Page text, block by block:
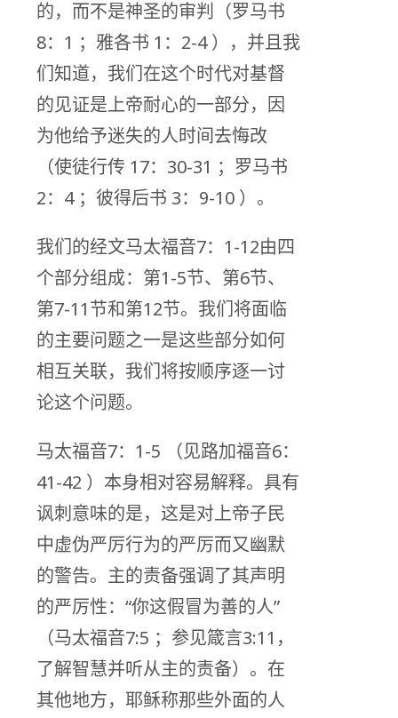
的，而不是神圣的审判（罗马书
8：1 ；雅各书 1：2-4 ），并且我
们知道，我们在这个时代对基督
的见证是上帝耐心的一部分，因
为他给予迷失的人时间去悔改
（使徒行传 17：30-31 ；罗马书
2：4 ；彼得后书 3：9-10 ）。
我们的经文马太福音7：1-12由四
个部分组成：第1-5节、第6节、
第7-11节和第12节。我们将面临
的主要问题之一是这些部分如何
相互关联，我们将按顺序逐一讨
论这个问题。
马太福音7：1-5 （见路加福音6：
41-42 ）本身相对容易解释。具有
讽刺意味的是，这是对上帝子民
中虚伪严厉行为的严厉而又幽默
的警告。主的责备强调了其声明
的严厉性：“你这假冒为善的人”
（马太福音7:5 ；参见箴言3:11，
了解智慧并听从主的责备）。在
其他地方，耶稣称那些外面的人